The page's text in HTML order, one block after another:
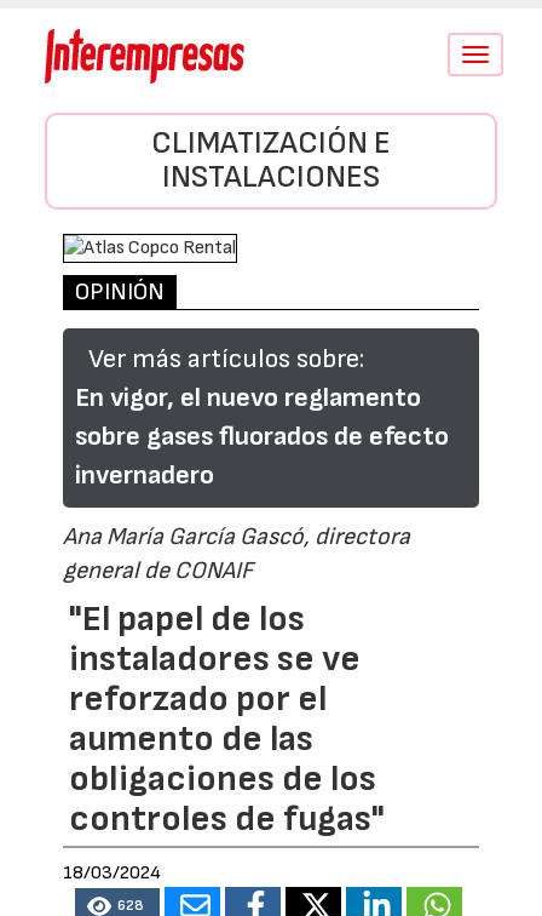
Conmutar
CLIMATIZACIÓN E
INSTALACIONES
OPINIÓN
Ver más artículos sobre:
En vigor, el nuevo reglamento
sobre gases fluorados de efecto
invernadero
Ana María García Gascó, directora
general de CONAIF
"El papel de los
instaladores se ve
reforzado por el
aumento de las
obligaciones de los
controles de fugas"
18/03/2024
628